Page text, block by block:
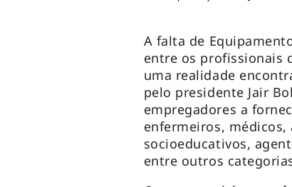
A falta de
entre os profissionais
uma realidade
pelo presidente Jair
empregadores a
enfermeiros,
socioeducativos,
entre outros